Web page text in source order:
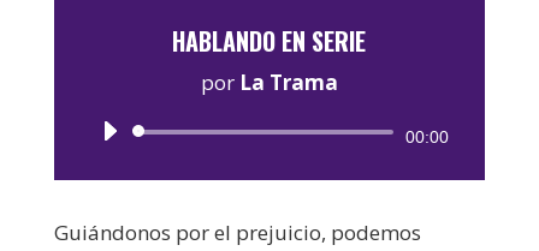
HABLANDO EN SERIE
por La Trama
Reproductor
00:00
Guiándonos por el prejuicio, podemos